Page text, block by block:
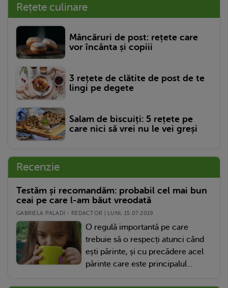
Rețete culinare
Mâncăruri de post: rețete care
vor încânta și copiii
3 rețete de clătite de post de te
lingi pe degete
Salam de biscuiți: 5 rețete pe
care nici să vrei nu le vei greși
Recenzie
Testăm și recomandăm: probabil cel mai bun
ceai pe care l-am băut vreodată
GABRIELA PALADI - REDACTOR | LUNI, 15.07.2019
O regulă importantă pe care
trebuie să o respecți atunci când
ești părinte, și cu precădere acel
părinte care este principalul...